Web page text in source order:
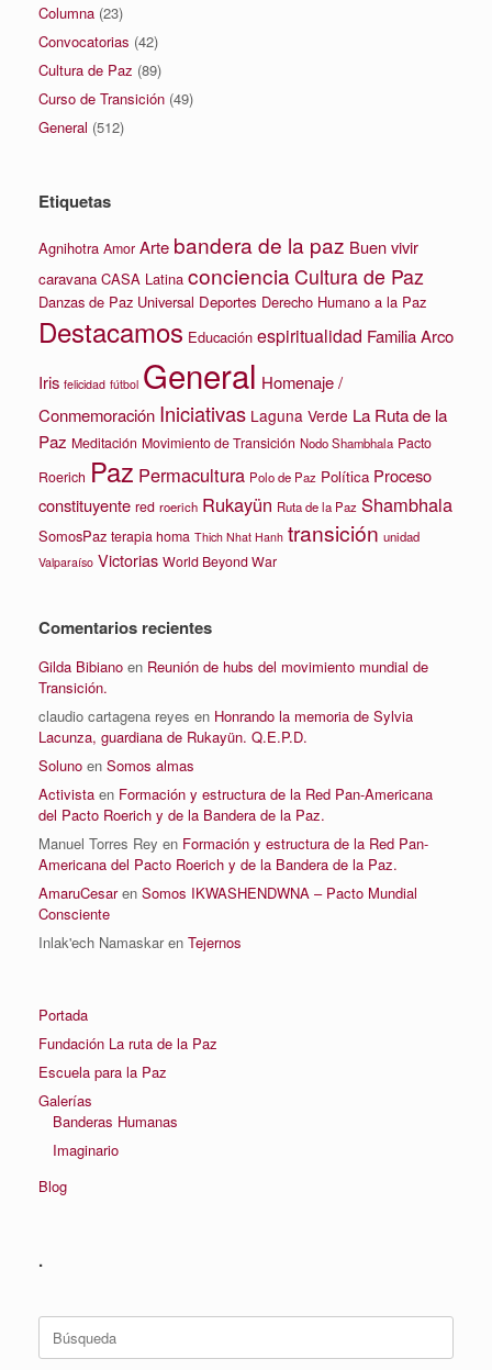
Columna (23)
Convocatorias (42)
Cultura de Paz (89)
Curso de Transición (49)
General (512)
Etiquetas
Agnihotra Amor Arte bandera de la paz Buen vivir
caravana CASA Latina concienciaCultura de Paz
Danzas de Paz Universal Deportes Derecho Humano a la Paz
Destacamos Educación espiritualidad Familia Arco
Iris felicidad fútbol General Homenaje /
Conmemoración Iniciativas Laguna Verde La Ruta de la
Paz Meditación Movimiento de Transición Nodo Shambhala Pacto
Roerich Paz Permacultura Polo de Paz Política Proceso
constituyente red roerich Rukayün Ruta de la Paz Shambhala
SomosPaz terapia homa Thich Nhat Hanh transición unidad
Valparaíso Victorias World Beyond War
Comentarios recientes
Gilda Bibiano en Reunión de hubs del movimiento mundial de
Transición.
claudio cartagena reyes en Honrando la memoria de Sylvia
Lacunza, guardiana de Rukayün. Q.E.P.D.
Soluno en Somos almas
Activista en Formación y estructura de la Red Pan-Americana
del Pacto Roerich y de la Bandera de la Paz.
Manuel Torres Rey en Formación y estructura de la Red Pan-
Americana del Pacto Roerich y de la Bandera de la Paz.
AmaruCesaren Somos IKWASHENDWNA – Pacto Mundial
Consciente
Inlak'ech Namaskaren Tejernos
Portada
Fundación La ruta de la Paz
Escuela para la Paz
Galerías
Banderas Humanas
Imaginario
Blog
.